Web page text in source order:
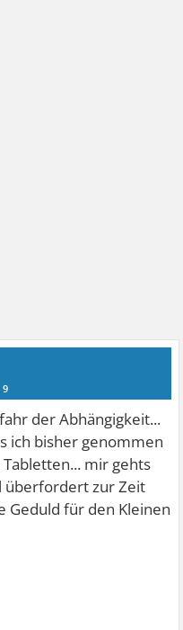
9
der Abhängigkeit...
ich bisher genommen
mir gehts
überfordert zur Zeit
Geduld für den Kleinen